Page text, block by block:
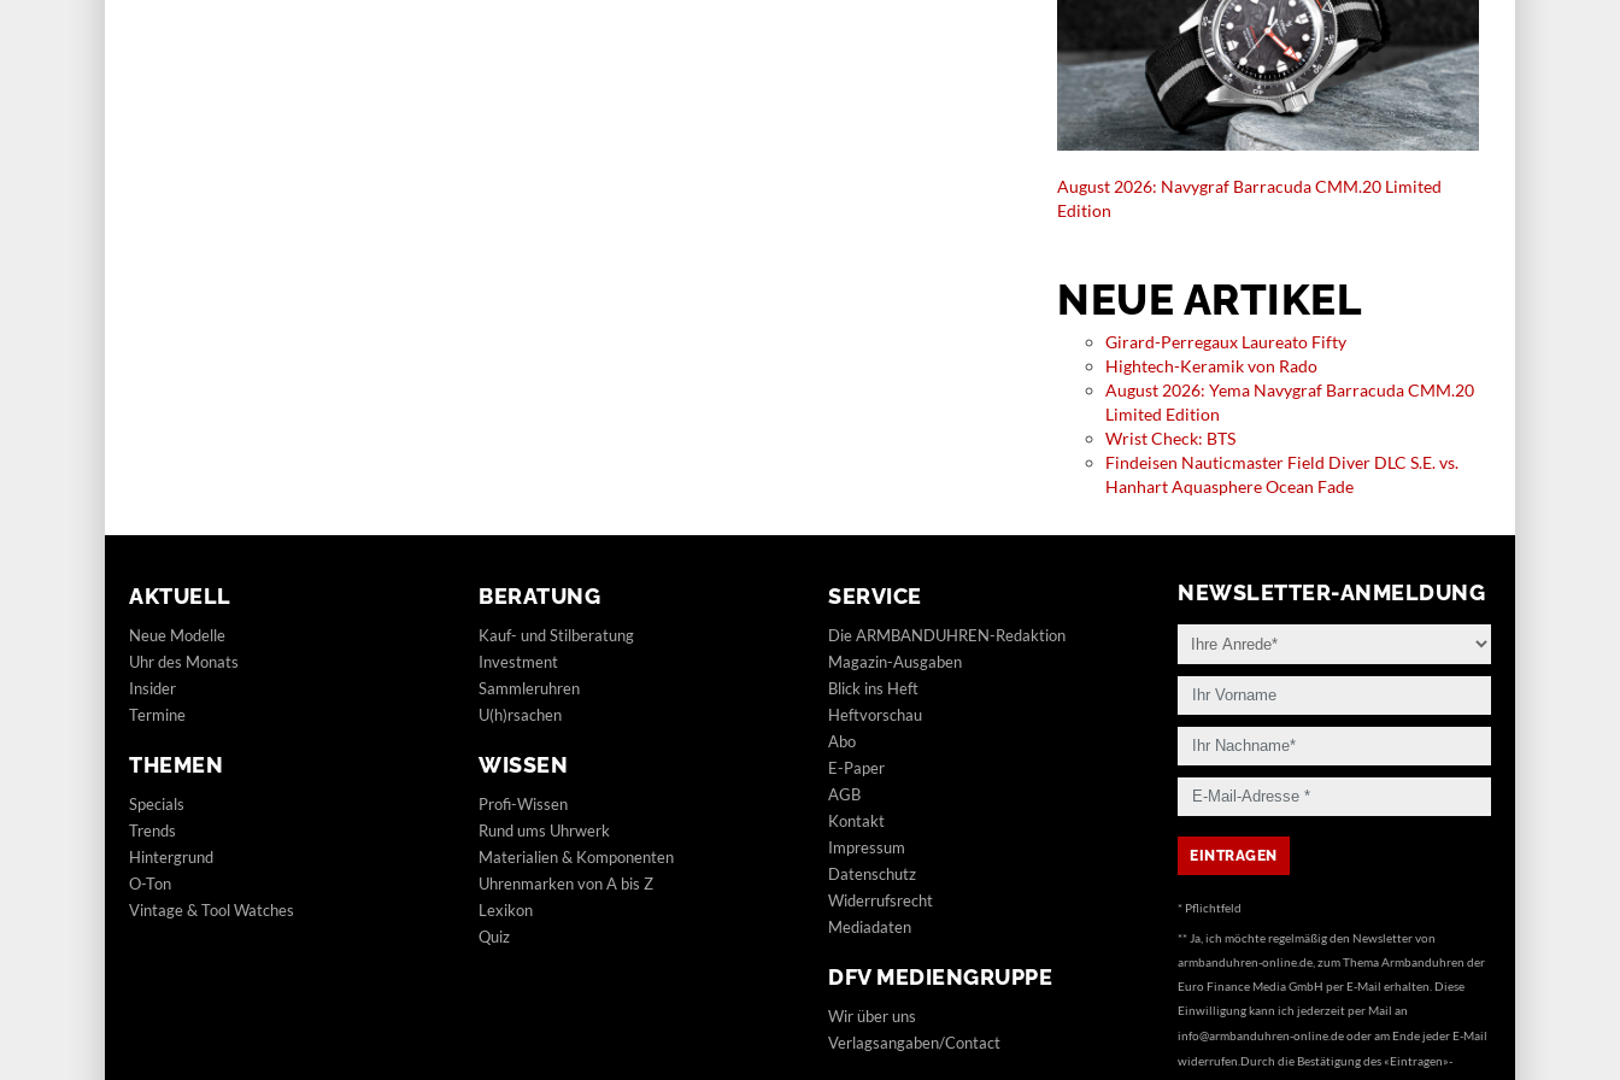
August 2026: Navygraf Barracuda CMM.20 Limited
Edition
NEUE ARTIKEL
Girard-Perregaux Laureato Fifty
Hightech-Keramik von Rado
August 2026: Yema Navygraf Barracuda CMM.20
Limited Edition
Wrist Check: BTS
Findeisen Nauticmaster Field Diver DLC S.E. vs.
Hanhart Aquasphere Ocean Fade
AKTUELL
Neue Modelle
Uhr des Monats
Insider
Termine
THEMEN
Specials
Trends
Hintergrund
O-Ton
Vintage & Tool Watches
BERATUNG
Kauf- und Stilberatung
Investment
Sammleruhren
U(h)rsachen
WISSEN
Profi-Wissen
Rund ums Uhrwerk
Materialien & Komponenten
Uhrenmarken von A bis Z
Lexikon
Quiz
SERVICE
Die ARMBANDUHREN-Redaktion
Magazin-Ausgaben
Blick ins Heft
Heftvorschau
Abo
E-Paper
AGB
Kontakt
Impressum
Datenschutz
Widerrufsrecht
Mediadaten
DFV MEDIENGRUPPE
Wir über uns
Verlagsangaben/Contact
NEWSLETTER-ANMELDUNG
* Pflichtfeld
** Ja, ich möchte regelmäßig den Newsletter von
armbanduhren-online.de, zum Thema Armbanduhren der
Euro Finance Media GmbH per E-Mail erhalten. Diese
Einwilligung kann ich jederzeit per Mail an
info@armbanduhren-online.deoder am Ende jeder E-Mail
widerrufen.Durch die Bestätigung des «Eintragen»-